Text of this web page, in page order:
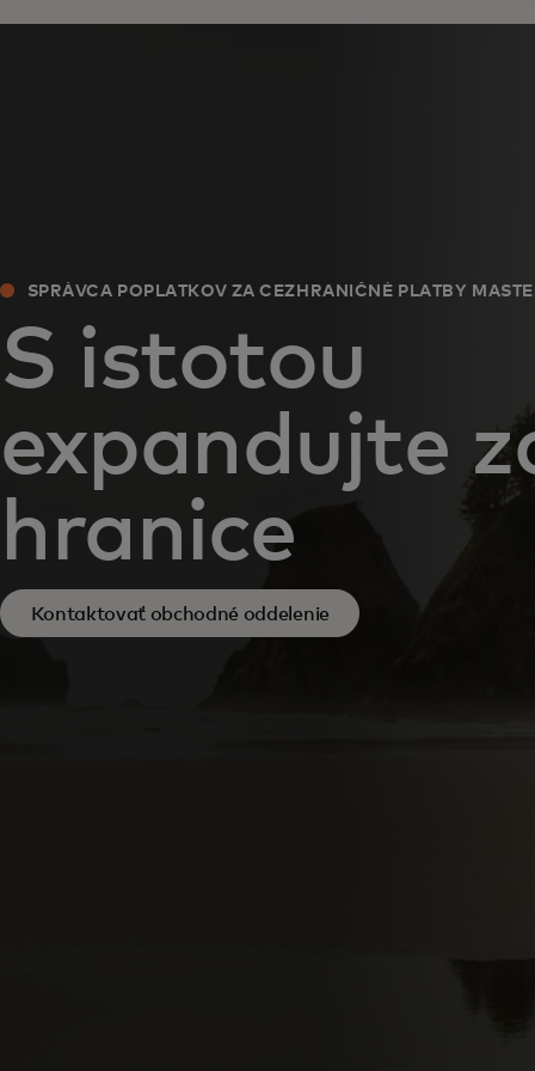
SPRÁVCA POPLATKOV ZA CEZHRANIČNÉ PLATBY
S istotou
expandujte
hranice
Kontaktovať obchodné oddelenie